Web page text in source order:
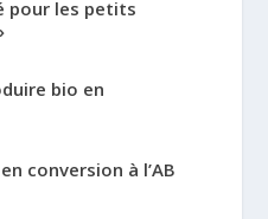
pour les petits
bio en
conversion à l’AB